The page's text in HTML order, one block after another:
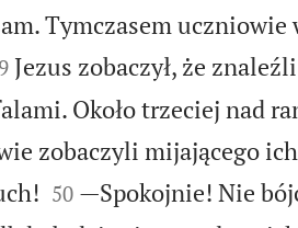
Tymczasem uczniowie
Jezus zobaczył, że
Około trzeciej nad
zobaczyli mijającego

50 —Spokojnie! Nie